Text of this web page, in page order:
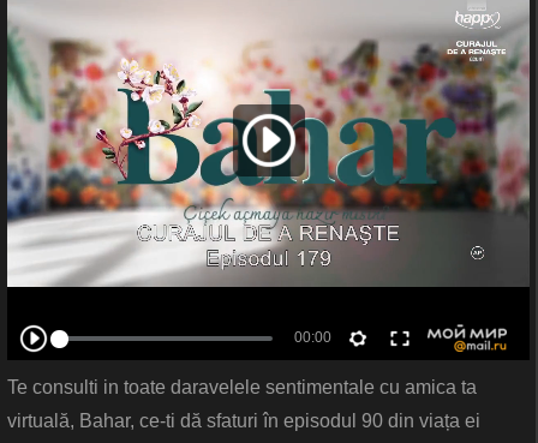
Te consulti in toate daravelele sentimentale cu amica ta
virtuală, Bahar, ce-ti dă sfaturi în episodul 90 din viața ei